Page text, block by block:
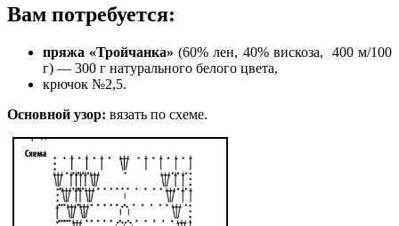
Вам потребуется:
пряжа «Тройчанка»(60% лен, 40% вискоза, 400 м/100
г) — 300 г натурального белого цвета,
крючок №2,5.
Основной узор: вязать по схеме.